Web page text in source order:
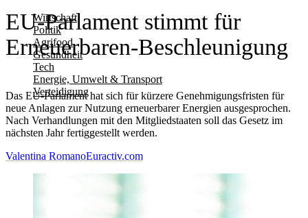
Wirtschaft
Politik
Agrifood
Gesundheit
Tech
Energie, Umwelt & Transport
Verteidigung
EU-Parlament stimmt für
Erneuerbaren-Beschleunigung
Das EU-Parlament hat sich für kürzere Genehmigungsfristen für
neue Anlagen zur Nutzung erneuerbarer Energien ausgesprochen.
Nach Verhandlungen mit den Mitgliedstaaten soll das Gesetz im
nächsten Jahr fertiggestellt werden.
Valentina RomanoEuractiv.com